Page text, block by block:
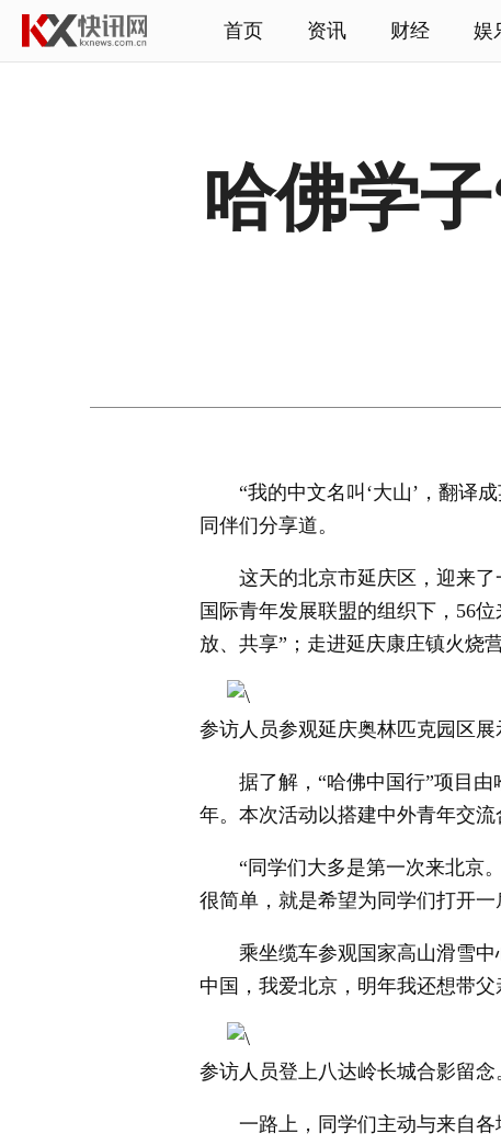
首页 资讯 财经 娱
哈佛学
“我的中文名叫‘大山’，翻译成
同伴们分享道。
这天的北京市延庆区，迎来了
国际青年发展联盟的组织下，56
放、共享”；走进延庆康庄镇火烧
参访人员参观延庆奥林匹克园区展
据了解，“哈佛中国行”项目由
年。本次活动以搭建中外青年交
“同学们大多是第一次来北京。
很简单，就是希望为同学们打开
乘坐缆车参观国家高山滑雪中
中国，我爱北京，明年我还想带父
参访人员登上八达岭长城合影留念
一路上，同学们主动与来自各